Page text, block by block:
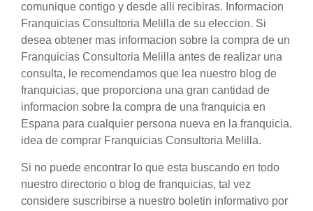
comunique contigo y desde alli recibiras. Informacion
Franquicias Consultoria Melilla de su eleccion. Si
desea obtener mas informacion sobre la compra de un
Franquicias Consultoria Melilla antes de realizar una
consulta, le recomendamos que lea nuestro blog de
franquicias, que proporciona una gran cantidad de
informacion sobre la compra de una franquicia en
Espana para cualquier persona nueva en la franquicia.
idea de comprar Franquicias Consultoria Melilla.
Si no puede encontrar lo que esta buscando en todo
nuestro directorio o blog de franquicias, tal vez
considere suscribirse a nuestro boletin informativo por